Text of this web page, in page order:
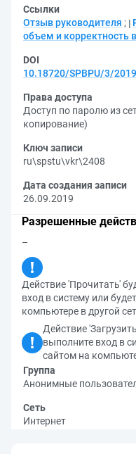
Ссылки
Отзыв руководителя ;
объем и корректность
DOI
10.18720/SPBPU/3/
Права доступа
Доступ по паролю из
копирование)
Ключ записи
ru\spstu\vkr\2408
Дата создания записи
26.09.2019
Разрешенные
–
Действие 'Прочитать'
вход в систему или
компьютере в другой
Действие
выполните вход в
сайтом на
Группа
Анонимные
Сеть
Интернет